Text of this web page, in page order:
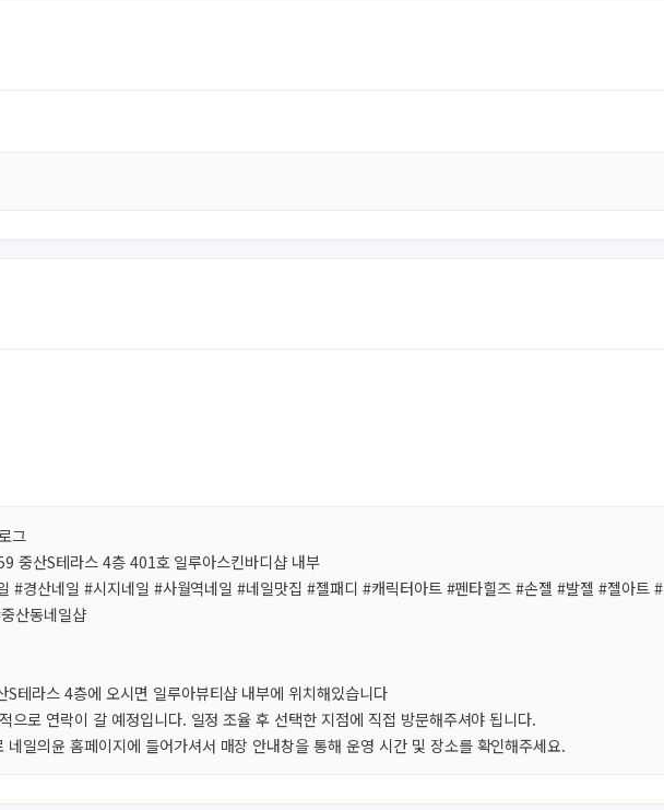
그
중산S테라스 4층 401호 일루아스킨바디샵 내부
#경산네일 #시지네일 #사월역네일 #네일맛집 #젤패디 #캐릭터아트 #펜타힐즈 #손젤 #발젤 #젤아트 #
산동네일샵
테라스 4층에 오시면 일루아뷰티샵 내부에 위치해있습니다
으로 연락이 갈 예정입니다. 일정 조율 후 선택한 지점에 직접 방문해주셔야 됩니다.
일의윤 홈페이지에 들어가셔서 매장 안내창을 통해 운영 시간 및 장소를 확인해주세요.